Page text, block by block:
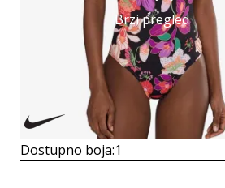
Brzi pregled
Dostupno boja:1